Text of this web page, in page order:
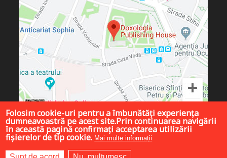
Folosim cookie-uri pentru a îmbunătăți experiența
dumneavoastră pe acest site.Prin continuarea navigării
în această pagină confirmați acceptarea utilizării
fișierelor de tip cookie. Mai multe informații